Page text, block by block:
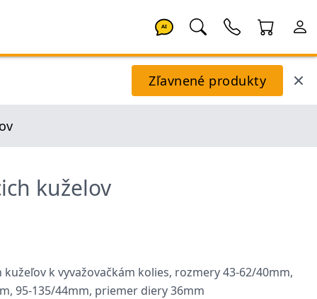
AI
Zľavnené produkty
kuželov
k vyvažovačkám kolies, rozmery 43-62/40mm,
95-135/44mm, priemer diery 36mm